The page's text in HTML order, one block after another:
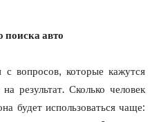
поиска авто
с вопросов, которые кажутся
результат. Сколько человек
будет использоваться чаще: